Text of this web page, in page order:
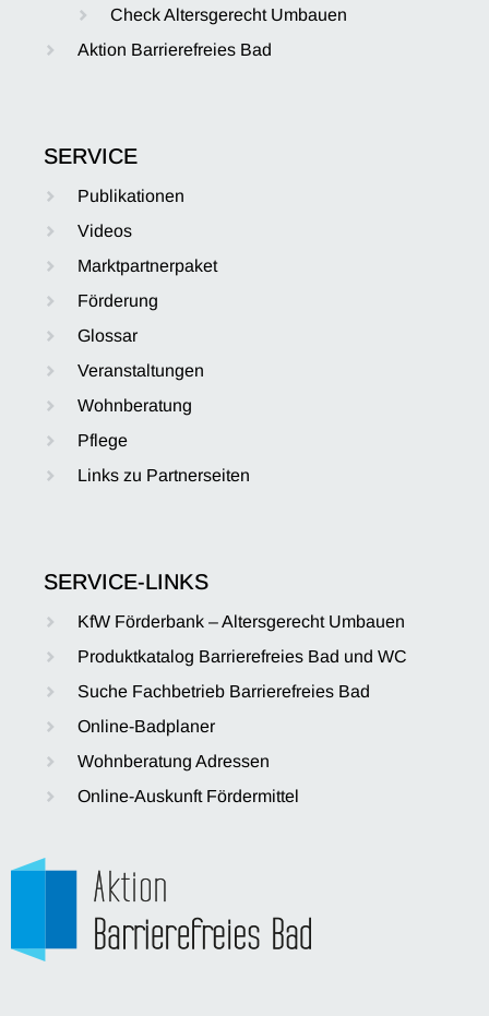
Check Altersgerecht Umbauen
Aktion Barrierefreies Bad
SERVICE
Publikationen
Videos
Marktpartnerpaket
Förderung
Glossar
Veranstaltungen
Wohnberatung
Pflege
Links zu Partnerseiten
SERVICE-LINKS
KfW Förderbank – Altersgerecht Umbauen
Produktkatalog Barrierefreies Bad und WC
Suche Fachbetrieb Barrierefreies Bad
Online-Badplaner
Wohnberatung Adressen
Online-Auskunft Fördermittel